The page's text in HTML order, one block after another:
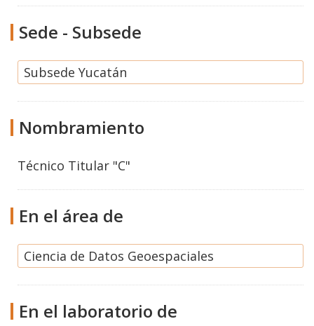
Sede - Subsede
Subsede Yucatán
Nombramiento
Técnico Titular "C"
En el área de
Ciencia de Datos Geoespaciales
En el laboratorio de